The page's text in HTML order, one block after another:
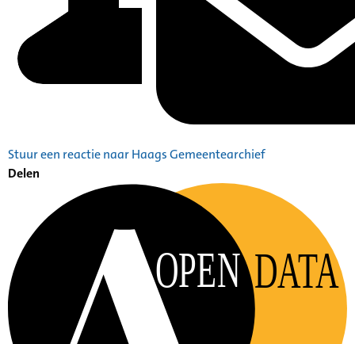
Stuur een reactie naar Haags Gemeentearchief
Delen
OPEN DATA